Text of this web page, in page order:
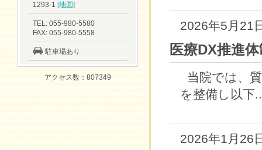
2026年5月21
医療DX推進
当院では、
を整備し以下
2026年1月26
1293-1 [地図]
TEL: 055-980-5580
FAX: 055-980-5558
駐車場あり
アクセス数：807349